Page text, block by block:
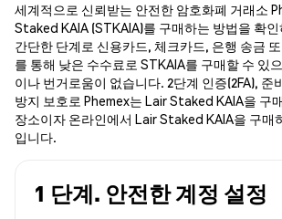
세계적으로 신뢰받는 안전한 암호화폐 거래소
Staked KAIA (STKAIA)를 구매하는 방법을 확
간단한 단계로 신용카드, 체크카드, 은행 송금
를 통해 낮은 수수료로 STKAIA를 구매할 수 있
이나 번거로움이 없습니다. 2단계 인증(2FA), 준
방지 보호로 Phemex는 Lair Staked KAIA을 구
장소이자 온라인에서 Lair Staked KAIA을 구매
입니다.
1 단계. 안전한 계정 설정